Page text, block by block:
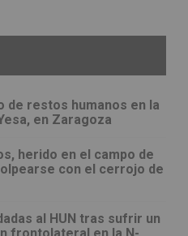
de restos humanos en la
en Zaragoza
herido en el campo de
con el cerrojo de
al HUN tras sufrir un